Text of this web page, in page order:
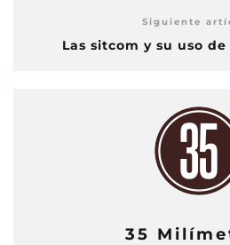
Siguiente
Las sitcom y su uso
35